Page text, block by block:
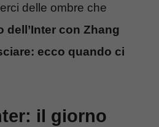
delle ombre che
dell’Inter con Zhang
ecco quando ci
il giorno